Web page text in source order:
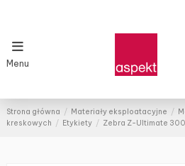
Menu
Strona główna Materiały eksploatacyjne
kreskowych
Etykiety Zebra Z-Ultimate